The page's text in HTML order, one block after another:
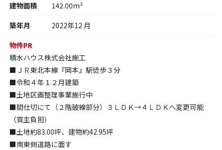
建物面積
142.00m²
築年月
2022年12 月
物件PR
積水ハウス株式会社施工
■ＪＲ東北本線『岡本』駅徒歩３分
■令和４年１２月建築
■土地区画整理事業施行中
■間仕切にて（２階破線部分）３ＬＤＫ→４ＬＤＫへ変更可能
（買主負担）
■土地約83.00坪、建物約42.95坪
■南東側道路に面す